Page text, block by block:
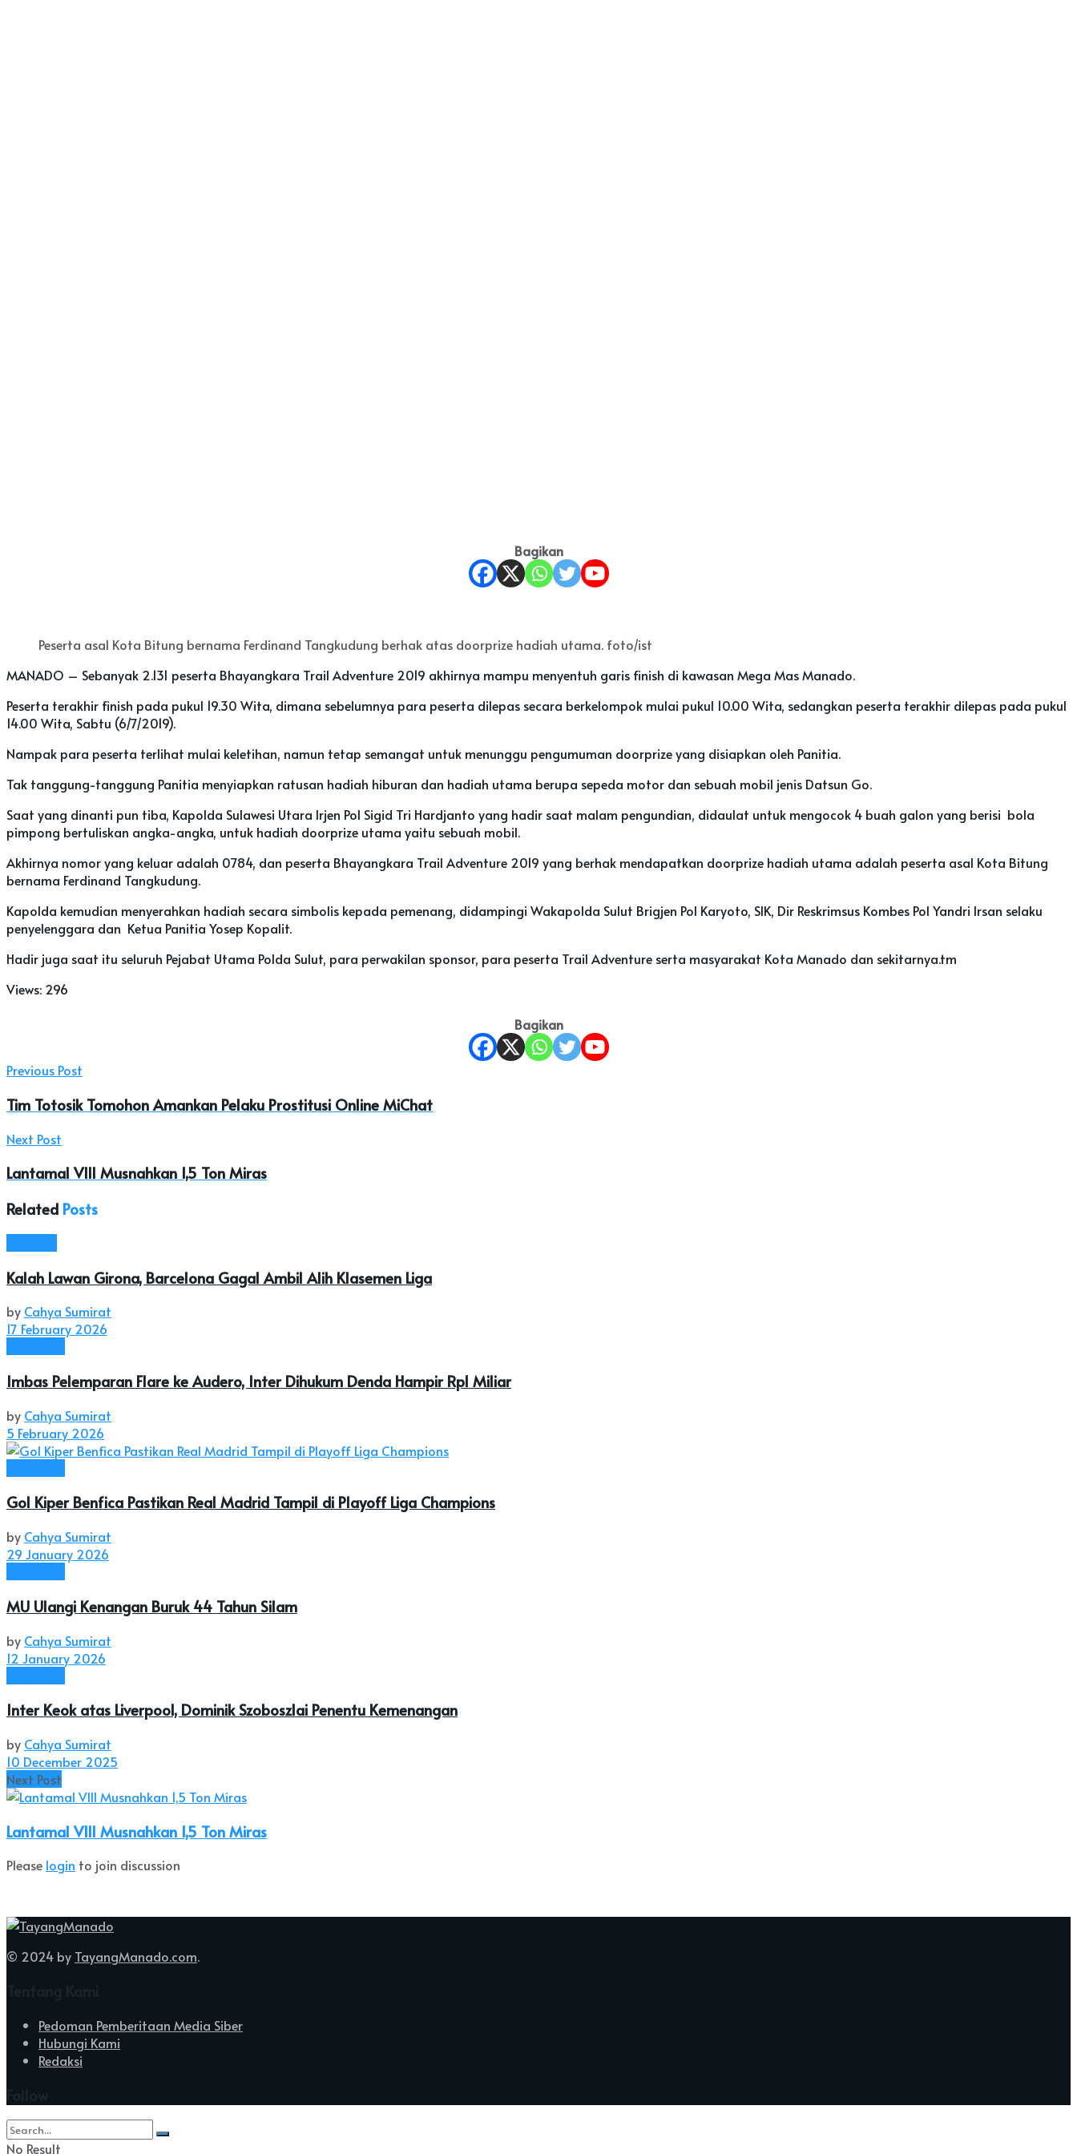
Bagikan
Peserta asal Kota Bitung bernama Ferdinand Tangkudung berhak atas doorprize hadiah utama. foto/ist
MANADO – Sebanyak 2.131 peserta Bhayangkara Trail Adventure 2019 akhirnya mampu menyentuh garis finish di kawasan Mega Mas Manado.
Peserta terakhir finish pada pukul 19.30 Wita, dimana sebelumnya para peserta dilepas secara berkelompok mulai pukul 10.00 Wita, sedangkan peserta terakhir dilepas pada pukul
14.00 Wita, Sabtu (6/7/2019).
Nampak para peserta terlihat mulai keletihan, namun tetap semangat untuk menunggu pengumuman doorprize yang disiapkan oleh Panitia.
Tak tanggung-tanggung Panitia menyiapkan ratusan hadiah hiburan dan hadiah utama berupa sepeda motor dan sebuah mobil jenis Datsun Go.
Saat yang dinanti pun tiba, Kapolda Sulawesi Utara Irjen Pol Sigid Tri Hardjanto yang hadir saat malam pengundian, didaulat untuk mengocok 4 buah galon yang berisi bola
pimpong bertuliskan angka-angka, untuk hadiah doorprize utama yaitu sebuah mobil.
Akhirnya nomor yang keluar adalah 0784, dan peserta Bhayangkara Trail Adventure 2019 yang berhak mendapatkan doorprize hadiah utama adalah peserta asal Kota Bitung
bernama Ferdinand Tangkudung.
Kapolda kemudian menyerahkan hadiah secara simbolis kepada pemenang, didampingi Wakapolda Sulut Brigjen Pol Karyoto, SIK, Dir Reskrimsus Kombes Pol Yandri Irsan selaku
penyelenggara dan Ketua Panitia Yosep Kopalit.
Hadir juga saat itu seluruh Pejabat Utama Polda Sulut, para perwakilan sponsor, para peserta Trail Adventure serta masyarakat Kota Manado dan sekitarnya.tm
Views: 296
Bagikan
Previous Post
Tim Totosik Tomohon Amankan Pelaku Prostitusi Online MiChat
Next Post
Lantamal VIII Musnahkan 1,5 Ton Miras
Related Posts
Kalah Lawan Girona, Barcelona Gagal Ambil Alih Klasemen Liga
by Cahya Sumirat
17 February 2026
Imbas Pelemparan Flare ke Audero, Inter Dihukum Denda Hampir Rp1 Miliar
by Cahya Sumirat
5 February 2026
Gol Kiper Benfica Pastikan Real Madrid Tampil di Playoff Liga Champions
by Cahya Sumirat
29 January 2026
MU Ulangi Kenangan Buruk 44 Tahun Silam
by Cahya Sumirat
12 January 2026
Inter Keok atas Liverpool, Dominik Szoboszlai Penentu Kemenangan
by Cahya Sumirat
10 December 2025
Next Post
Lantamal VIII Musnahkan 1,5 Ton Miras
Please login to join discussion
© 2024 by TayangManado.com.
Pedoman Pemberitaan Media Siber
Hubungi Kami
Redaksi
No Result